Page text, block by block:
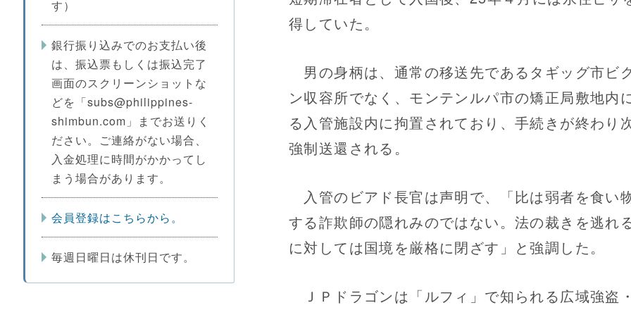
す）
銀行振り込みでのお支払い後
は、振込票もしくは振込完了
画面のスクリーンショットな
どを「subs@philippines-
shimbun.com」までお送りく
ださい。ご連絡がない場合、
入金処理に時間がかかってし
まう場合があります。
会員登録はこちらから。
毎週日曜日は休刊日です。
得していた。
男の身柄は、通常の移送先であるタギッグ市ビ
ン収容所でなく、モンテンルパ市の矯正局敷地内
る入管施設内に拘置されており、手続きが終わり
強制送還される。
入管のビアド長官は声明で、「比は弱者を食い
する詐欺師の隠れみのではない。法の裁きを逃れ
に対しては国境を厳格に閉ざす」と強調した。
ＪＰドラゴンは「ルフィ」で知られる広域強盗